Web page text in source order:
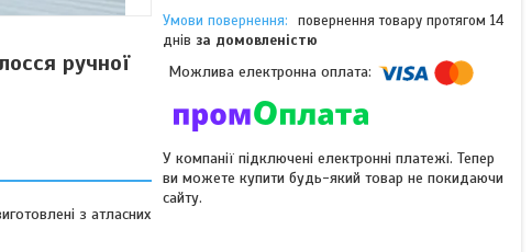
ручної
з атласних
повернення товару протягом 14
днів за домовленістю
У компанії підключені електронні платежі. Тепер
ви можете купити будь-який товар не покидаючи
сайту.